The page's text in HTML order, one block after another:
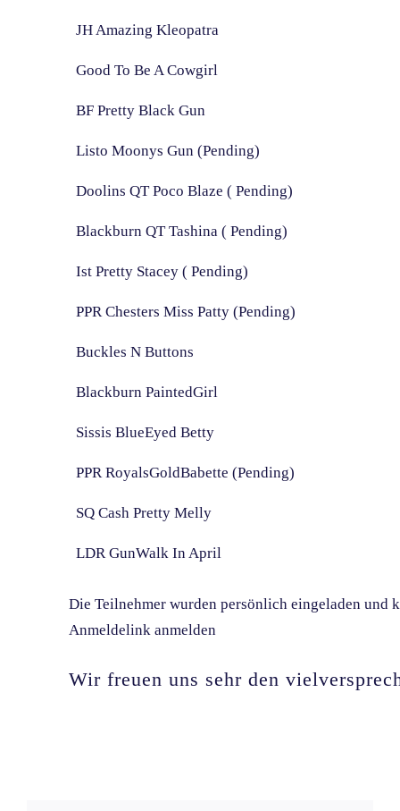
JH Amazing Kleopatra
Good To Be A Cowgirl
BF Pretty Black Gun
Listo Moonys Gun (Pending)
Doolins QT Poco Blaze ( Pending)
Blackburn QT Tashina ( Pending)
Ist Pretty Stacey ( Pending)
PPR Chesters Miss Patty (Pending)
Buckles N Buttons
Blackburn PaintedGirl
Sissis BlueEyed Betty
PPR RoyalsGoldBabette (Pending)
SQ Cash Pretty Melly
LDR GunWalk In April
Die Teilnehmer wurden persönlich eingeladen und
Anmeldelink anmelden
Wir freuen uns sehr den